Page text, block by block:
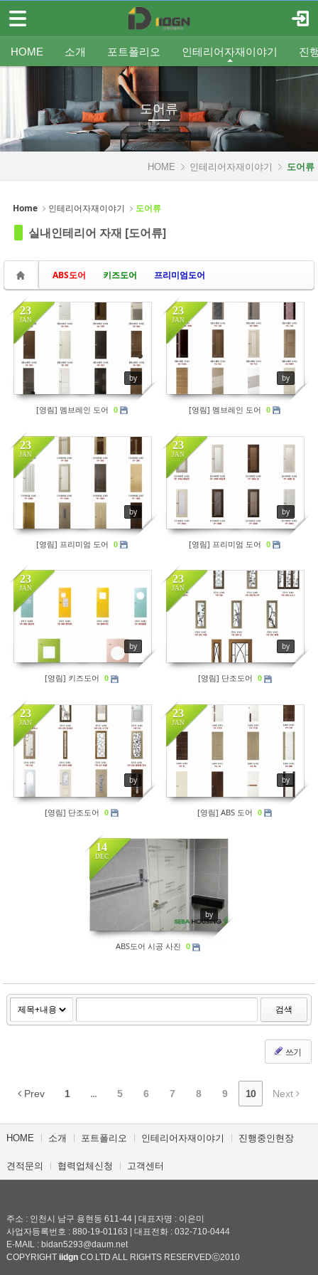
HOME 소개 포트폴리오 인테리어자재이야기 진
조직도 오시는 길
평형별샷시 기타공사
욕실 타일 바닥재 벽지
무료출장견적 인테리어셀프자동견적
Q&A FAQ
도어류
HOME 인테리어자재이야기 도어류
Home 인테리어자재이야기 도어류
실내인테리어 자재 [도어류]
ABS도어 키즈도어 프리미엄도어
23
JAN
by
Views
[영림] 멤브레인 도어 0
23
JAN
by
[영림] 멤브레인 도어 0
23
JAN
by
Views
[영림] 프리미엄 도어 0
23
JAN
by
Views 110
[영림] 프리미엄 도어 0
23
JAN
by
Views 148
[영림] 키즈도어 0
23
JAN
by
Views
[영림] 단조도어 0
23
JAN
by
Views 126
[영림] 단조도어 0
23
JAN
by
Views177
[영림] ABS 도어 0
14
DEC
by
Views 231
ABS도어 시공 사진 0
검색
쓰기
Prev 1 ... 5 6 7 8 9 10 Next
HOME 소개 포트폴리오 인테리어자재이야기 진행중인현장
견적문의 협력업체신청 고객센터
주소 : 인천시 남구 용현동 611-44 | 대표자명 : 이은미
사업자등록번호 : 880-19-01163 | 대표전화 : 032-710-0444
E-MAIL : bidan5293@daum.net
COPYRIGHT iidgnCO.LTD ALL RIGHTS RESERVEDⓒ2010
로그인
HOME
포트폴리오
인테리어자재이야기
- 욕실
- 가구류
- 도장
- 바닥재
- 벽지
- 도어류
- 몰딩
- 아트월.등박스
- 하이샷시 브랜드
- 폴딩도어
진행중인현장
협력업체신청
고객센터
Sketchbook5, 스케치북5
Sketchbook5, 스케치북5